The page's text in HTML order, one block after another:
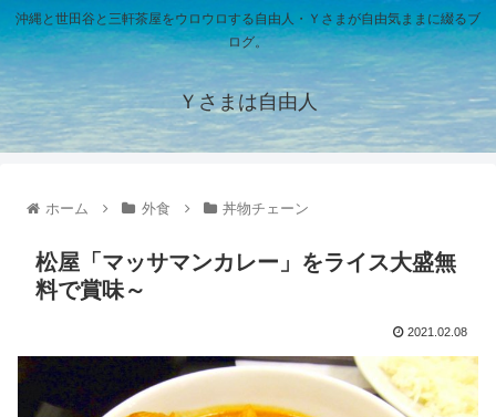
沖縄と世田谷と三軒茶屋をウロウロする自由人・Ｙさまが自由気ままに綴るブ
ログ。
Ｙさまは自由人
ホーム 外食 丼物チェーン
松屋「マッサマンカレー」をライス大盛無
料で賞味～
2021.02.08